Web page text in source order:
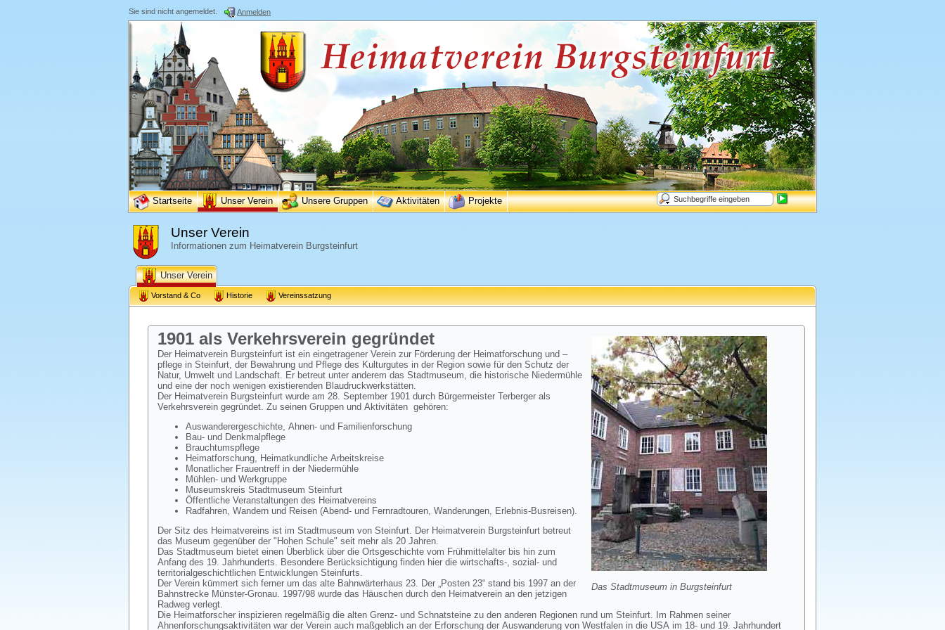
Sie sind nicht angemeldet. Anmelden
Startseite Unser Verein Unsere Gruppen Aktivitäten Projekte
Unser Verein
Informationen zum Heimatverein Burgsteinfurt
Unser Verein
Vorstand & Co Historie Vereinssatzung
Das Stadtmuseum in Burgsteinfurt
1901 als Verkehrsverein gegründet
Der Heimatverein Burgsteinfurt ist ein eingetragener Verein zur Förderung der Heimatforschung und –
pflege in Steinfurt, der Bewahrung und Pflege des Kulturgutes in der Region sowie für den Schutz der
Natur, Umwelt und Landschaft. Er betreut unter anderem das Stadtmuseum, die historische Niedermühle
und eine der noch wenigen existierenden Blaudruckwerkstätten.
Der Heimatverein Burgsteinfurt wurde am 28. September 1901 durch Bürgermeister Terberger als
Verkehrsverein gegründet. Zu seinen Gruppen und Aktivitäten gehören:
Auswanderergeschichte, Ahnen- und Familienforschung
Bau- und Denkmalpflege
Brauchtumspflege
Heimatforschung, Heimatkundliche Arbeitskreise
Monatlicher Frauentreff in der Niedermühle
Mühlen- und Werkgruppe
Museumskreis Stadtmuseum Steinfurt
Öffentliche Veranstaltungen des Heimatvereins
Radfahren, Wandern und Reisen (Abend- und Fernradtouren, Wanderungen, Erlebnis-Busreisen).
Der Sitz des Heimatvereins ist im Stadtmuseum von Steinfurt. Der Heimatverein Burgsteinfurt betreut
das Museum gegenüber der "Hohen Schule" seit mehr als 20 Jahren.
Das Stadtmuseum bietet einen Überblick über die Ortsgeschichte vom Frühmittelalter bis hin zum
Anfang des 19. Jahrhunderts. Besondere Berücksichtigung finden hier die wirtschafts-, sozial- und
territorialgeschichtlichen Entwicklungen Steinfurts.
Der Verein kümmert sich ferner um das alte Bahnwärterhaus 23. Der „Posten 23“ stand bis 1997 an der
Bahnstrecke Münster-Gronau. 1997/98 wurde das Häuschen durch den Heimatverein an den jetzigen
Radweg verlegt.
Die Heimatforscher inspizieren regelmäßig die alten Grenz- und Schnatsteine zu den anderen Regionen rund um Steinfurt. Im Rahmen seiner
Ahnenforschungsaktivitäten war der Verein auch maßgeblich an der Erforschung der Auswanderung von Westfalen in die USA im 18- und 19. Jahrhundert